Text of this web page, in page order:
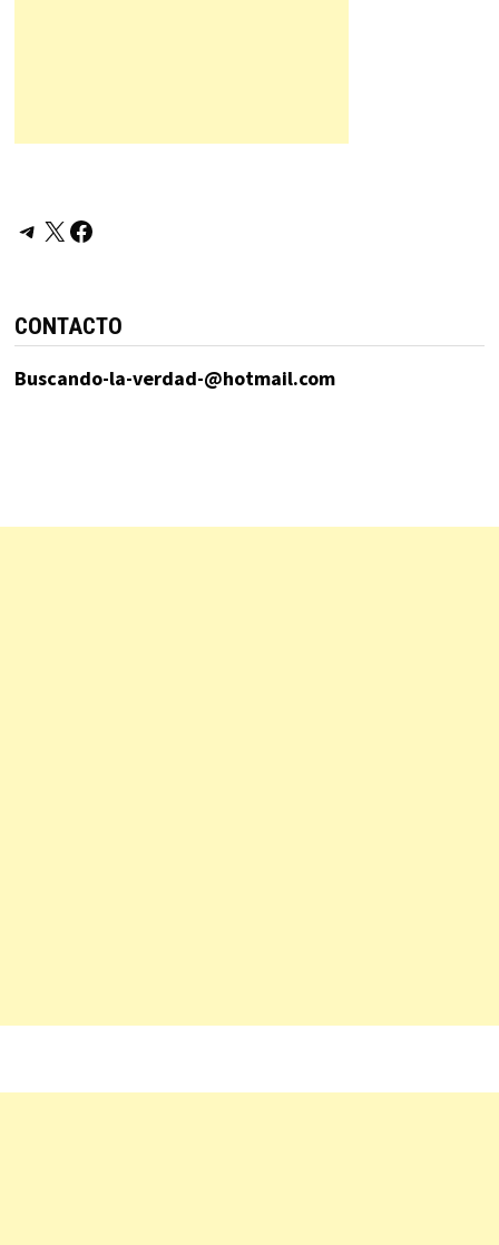
Telegram
X Facebook
CONTACTO
Buscando-la-verdad-@hotmail.com